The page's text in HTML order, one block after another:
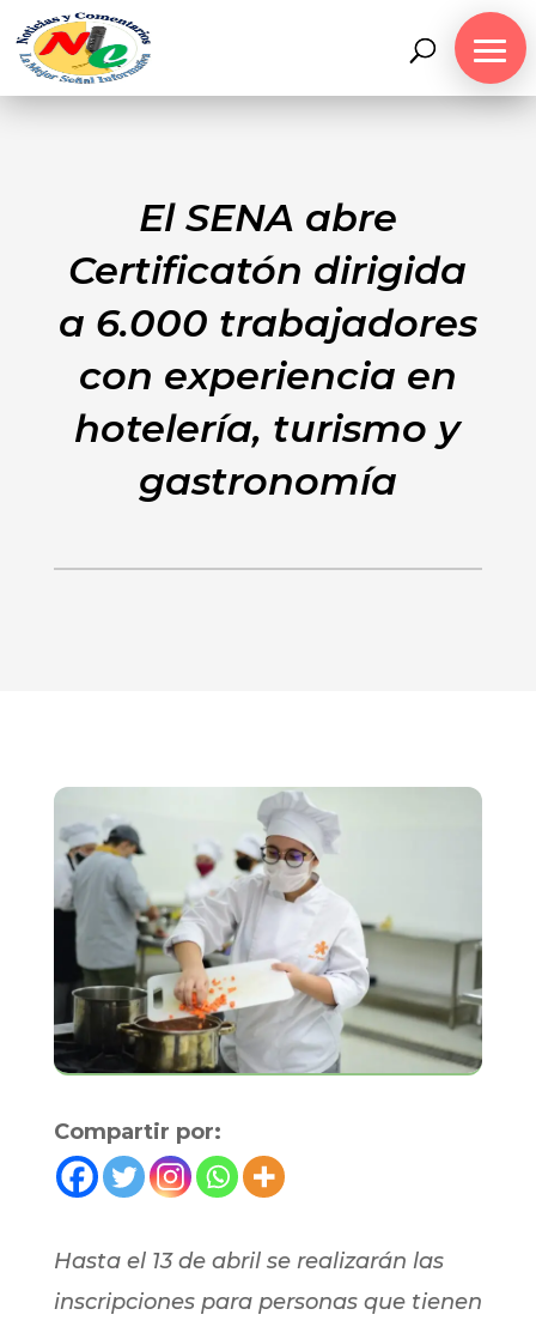
El SENA abre
Certificatón dirigida
a 6.000 trabajadores
con experiencia en
hotelería, turismo y
gastronomía
Compartir por:
Hasta el 13 de abril se realizarán las
inscripciones para personas que tienen